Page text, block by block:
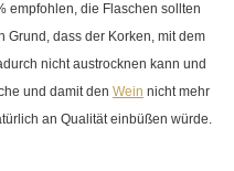
empfohlen, die Flaschen sollten
Grund, dass der Korken, mit dem
nicht austrocknen kann und
und damit den Wein nicht mehr
an Qualität einbüßen würde.